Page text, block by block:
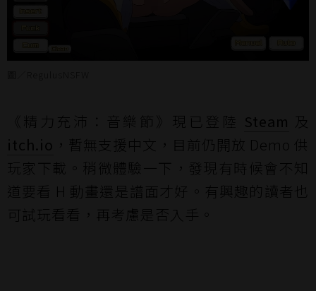
《精力充沛：音樂節》現已登陸 Steam 及
itch.io ，暫無支援中文，目前仍開放 Demo 供
玩家下載。稍微體驗一下，發現有時候會不知
道要看 H 動畫還是譜面才好。有興趣的讀者也
可試玩看看，再考慮是否入手。